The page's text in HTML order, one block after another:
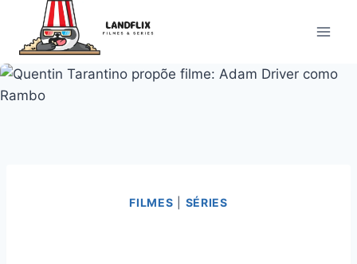
Conteúdo
FILMES SÉRIES